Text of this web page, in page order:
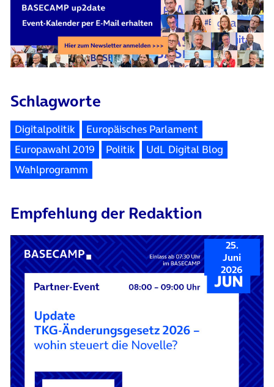
Schlagworte
Digitalpolitik
Europäisches Parlament
Europawahl 2019
Politik
UdL Digital Blog
Wahlprogramm
Empfehlung der Redaktion
25.
Juni
2026